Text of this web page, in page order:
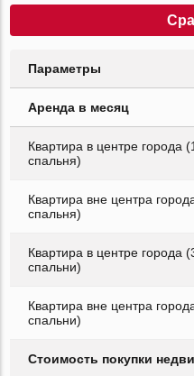
Параметры
Аренда в месяц
Квартира в центре города (1
спальня)
Квартира вне центра
спальня)
Квартира в центре города
спальни)
Квартира вне центра
спальни)
Стоимость покупки